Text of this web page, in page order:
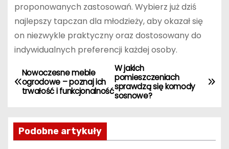
proponowanych zastosowań. Wybierz już dziś
najlepszy tapczan dla młodzieży, aby okazał się
on niezwykle praktyczny oraz dostosowany do
indywidualnych preferencji każdej osoby.
N
a
i
W jakich
pomieszczeniach
sprawdzą się komody
sosnowe?
Nowoczesne meble
ogrodowe – poznaj ich
trwałość i funkcjonalność
Podobne artykuły